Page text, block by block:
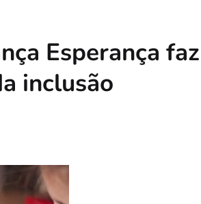
Esperança faz
inclusão